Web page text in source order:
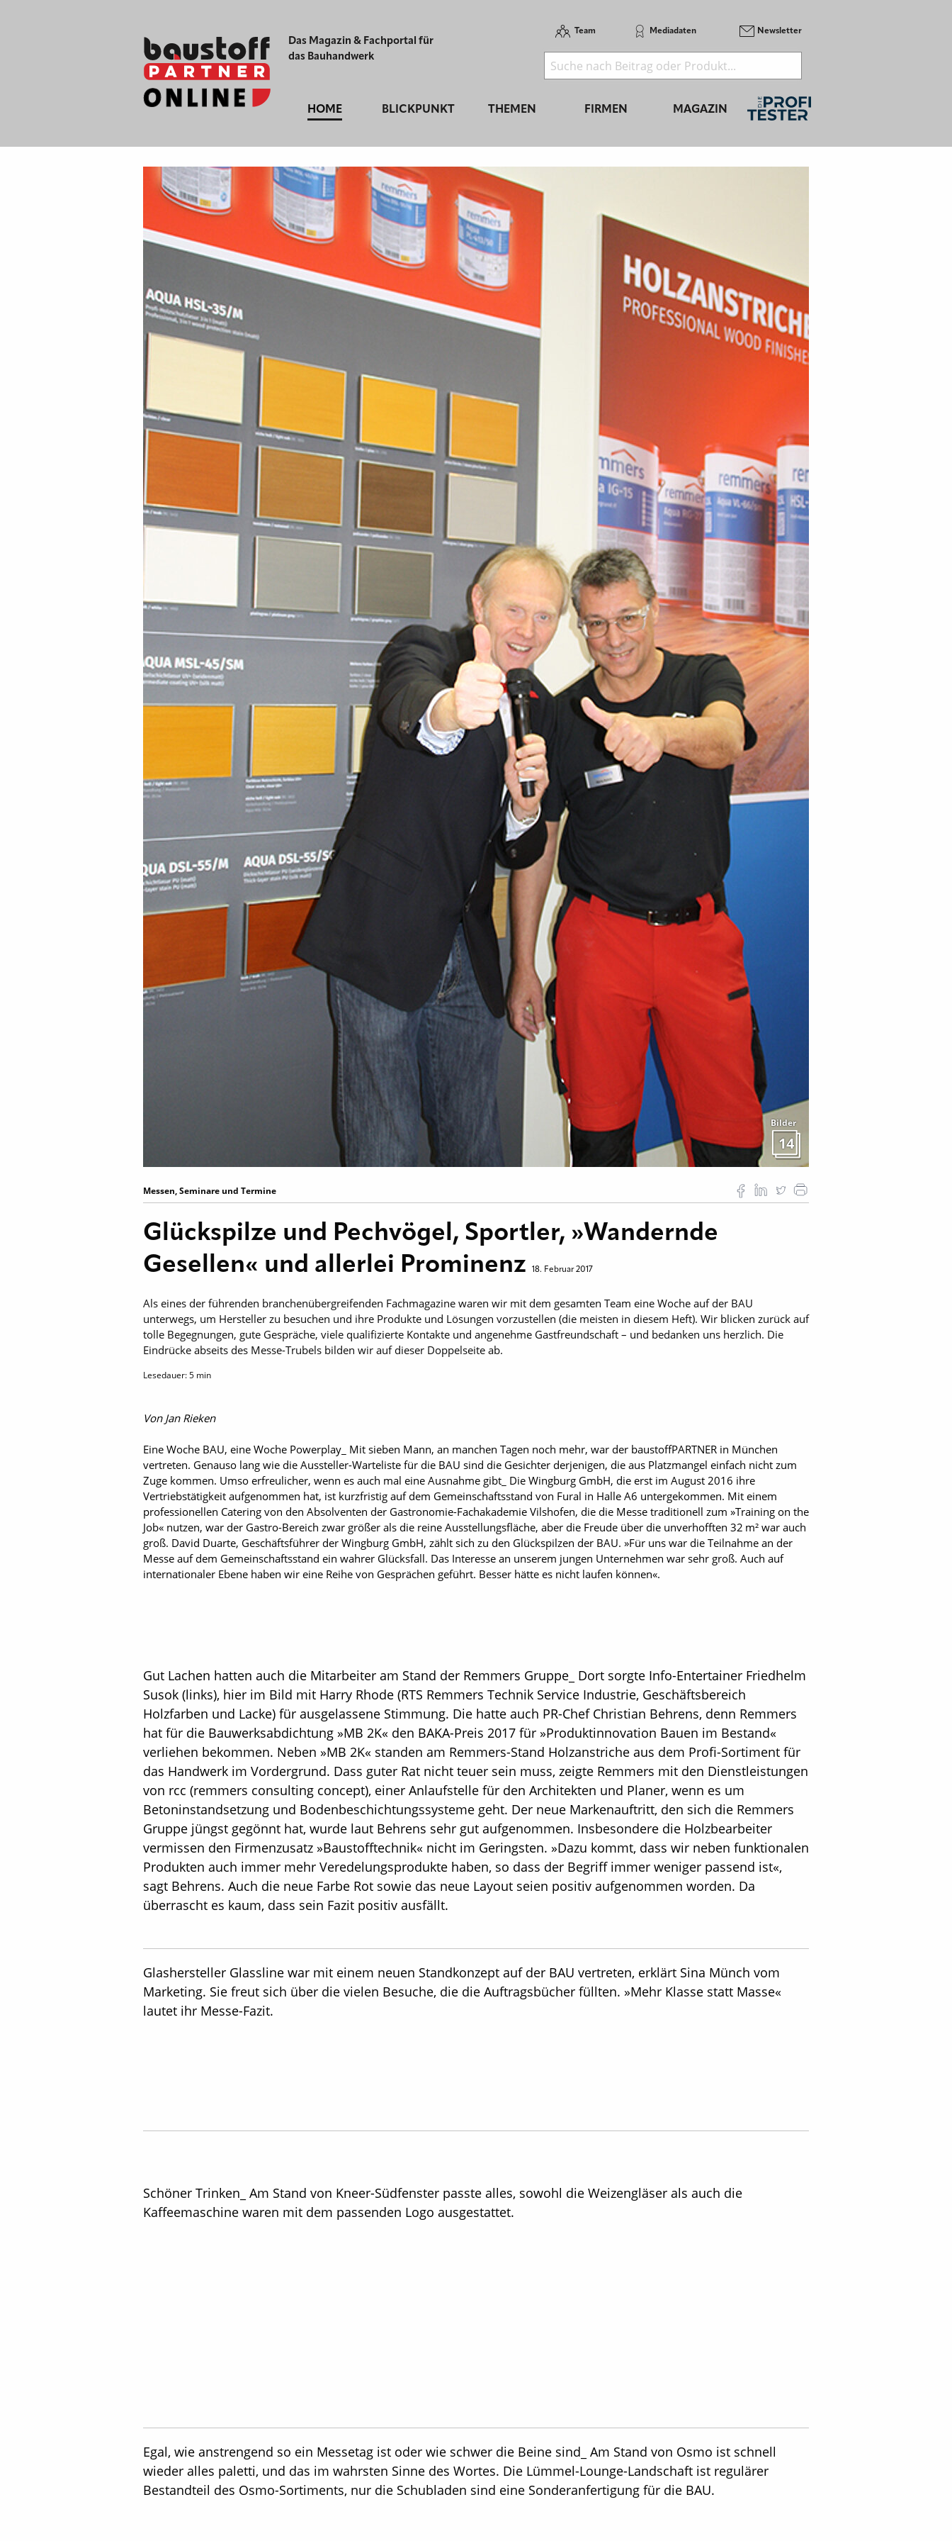
Das Magazin & Fachportal für
das Bauhandwerk
Team Mediadaten Newsletter
HOME BLICKPUNKT THEMEN FIRMEN MAGAZIN
Bilder
14
Messen, Seminare und Termine
Glückspilze und Pechvögel, Sportler, »Wandernde
Gesellen« und allerlei Prominenz
18. Februar 2017
Als eines der führenden branchenübergreifenden Fachmagazine waren wir mit dem gesamten Team eine Woche auf der BAU
unterwegs, um Hersteller zu besuchen und ihre Produkte und Lösungen vorzustellen (die meisten in diesem Heft). Wir blicken zurück auf
tolle Begegnungen, gute Gespräche, viele qualifizierte Kontakte und angenehme Gastfreundschaft – und bedanken uns herzlich. Die
Eindrücke abseits des Messe-Trubels bilden wir auf dieser Doppelseite ab.
Lesedauer:5 min
Von Jan Rieken
Eine Woche BAU, eine Woche Powerplay_ Mit sieben Mann, an manchen Tagen noch mehr, war der baustoffPARTNER in München
vertreten. Genauso lang wie die Aussteller-Warteliste für die BAU sind die Gesichter derjenigen, die aus Platzmangel einfach nicht zum
Zuge kommen. Umso erfreulicher, wenn es auch mal eine Ausnahme gibt_ Die Wingburg GmbH, die erst im August 2016 ihre
Vertriebstätigkeit aufgenommen hat, ist kurzfristig auf dem Gemeinschaftsstand von Fural in Halle A6 untergekommen. Mit einem
professionellen Catering von den Absolventen der Gastronomie-Fachakademie Vilshofen, die die Messe traditionell zum »Training on the
Job« nutzen, war der Gastro-Bereich zwar größer als die reine Ausstellungsfläche, aber die Freude über die unverhofften 32 m² war auch
groß. David Duarte, Geschäftsführer der Wingburg GmbH, zählt sich zu den Glückspilzen der BAU. »Für uns war die Teilnahme an der
Messe auf dem Gemeinschaftsstand ein wahrer Glücksfall. Das Interesse an unserem jungen Unternehmen war sehr groß. Auch auf
internationaler Ebene haben wir eine Reihe von Gesprächen geführt. Besser hätte es nicht laufen können«.
Gut Lachen hatten auch die Mitarbeiter am Stand der Remmers Gruppe_ Dort sorgte Info-Entertainer Friedhelm
Susok (links), hier im Bild mit Harry Rhode (RTS Remmers Technik Service Industrie, Geschäftsbereich
Holzfarben und Lacke) für ausgelassene Stimmung. Die hatte auch PR-Chef Christian Behrens, denn Remmers
hat für die Bauwerksabdichtung »MB 2K« den BAKA-Preis 2017 für »Produktinnovation Bauen im Bestand«
verliehen bekommen. Neben »MB 2K« standen am Remmers-Stand Holzanstriche aus dem Profi-Sortiment für
das Handwerk im Vordergrund. Dass guter Rat nicht teuer sein muss, zeigte Remmers mit den Dienstleistungen
von rcc (remmers consulting concept), einer Anlaufstelle für den Architekten und Planer, wenn es um
Betoninstandsetzung und Bodenbeschichtungssysteme geht. Der neue Markenauftritt, den sich die Remmers
Gruppe jüngst gegönnt hat, wurde laut Behrens sehr gut aufgenommen. Insbesondere die Holzbearbeiter
vermissen den Firmenzusatz »Baustofftechnik« nicht im Geringsten. »Dazu kommt, dass wir neben funktionalen
Produkten auch immer mehr Veredelungsprodukte haben, so dass der Begriff immer weniger passend ist«,
sagt Behrens. Auch die neue Farbe Rot sowie das neue Layout seien positiv aufgenommen worden. Da
überrascht es kaum, dass sein Fazit positiv ausfällt.
Glashersteller Glassline war mit einem neuen Standkonzept auf der BAU vertreten, erklärt Sina Münch vom
Marketing. Sie freut sich über die vielen Besuche, die die Auftragsbücher füllten. »Mehr Klasse statt Masse«
lautet ihr Messe-Fazit.
Schöner Trinken_ Am Stand von Kneer-Südfenster passte alles, sowohl die Weizengläser als auch die
Kaffeemaschine waren mit dem passenden Logo ausgestattet.
Egal, wie anstrengend so ein Messetag ist oder wie schwer die Beine sind_ Am Stand von Osmo ist schnell
wieder alles paletti, und das im wahrsten Sinne des Wortes. Die Lümmel-Lounge-Landschaft ist regulärer
Bestandteil des Osmo-Sortiments, nur die Schubladen sind eine Sonderanfertigung für die BAU.